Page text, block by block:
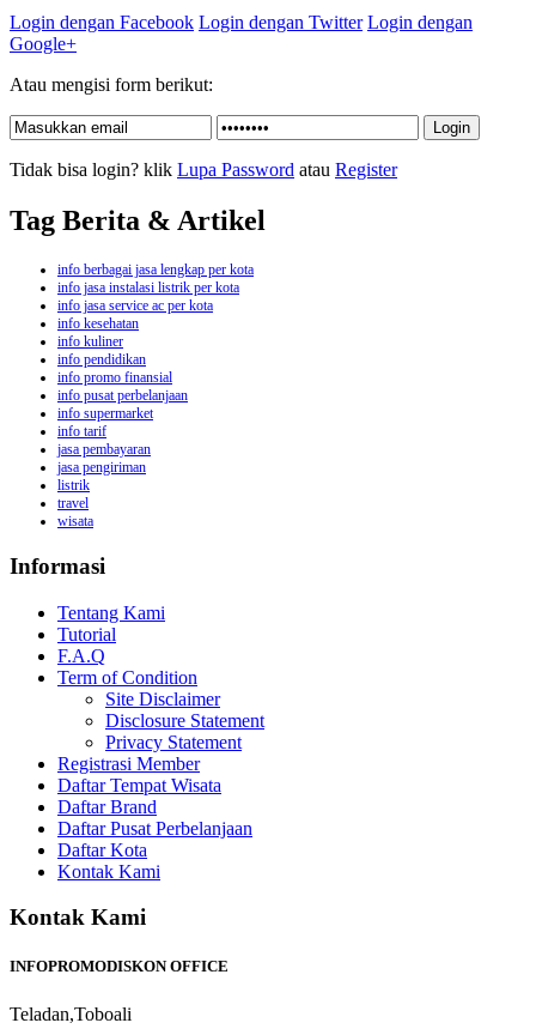
Login dengan Facebook Login dengan Twitter Login dengan
Google+
Atau mengisi form berikut:
Tidak bisa login? klik Lupa Password atau Register
Tag Berita & Artikel
info berbagai jasa lengkap per kota
info jasa instalasi listrik per kota
info jasa service ac per kota
info kesehatan
info kuliner
info pendidikan
info promo finansial
info pusat perbelanjaan
info supermarket
info tarif
jasa pembayaran
jasa pengiriman
listrik
travel
wisata
Informasi
Tentang Kami
Tutorial
F.A.Q
Term of Condition
Site Disclaimer
Disclosure Statement
Privacy Statement
Registrasi Member
Daftar Tempat Wisata
Daftar Brand
Daftar Pusat Perbelanjaan
Daftar Kota
Kontak Kami
Kontak Kami
INFOPROMODISKON OFFICE
Teladan,Toboali